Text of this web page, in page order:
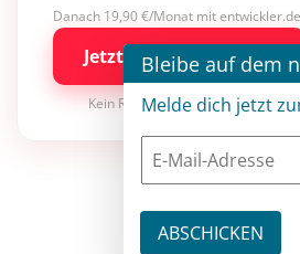
Danach 19,90 €/Monat mit
Jetzt kostenlos testen
Kein Risiko · jederzeit kündbar
Bleibe auf dem
Melde dich jetzt